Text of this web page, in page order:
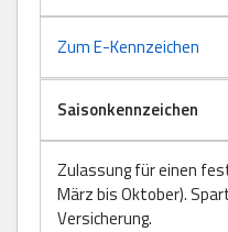
Zum E-Kennzeichen
Saisonkennzeichen
Zulassung für einen
März bis Oktober).
Versicherung.